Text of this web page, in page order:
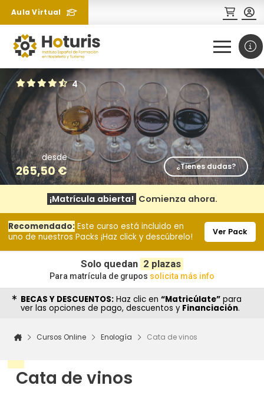
Aula Virtual
Cata de vinos
4
desde
265,50€ ¿Tienes dudas?
¡Matrícula abierta! Comienza ahora.
Recomendado: Este curso está incluido en
uno de nuestros Packs ¡Haz click y descúbrelo!
Ver Pack
Solo quedan 2 plazas
Para matrícula de grupos solicita más info
BECAS Y DESCUENTOS: Haz clic en “Matricúlate” para
ver las opciones de pago, descuentos y Financiación.
Cursos Online Enología Cata de vinos
¿Necesitas más información
sobre un curso?